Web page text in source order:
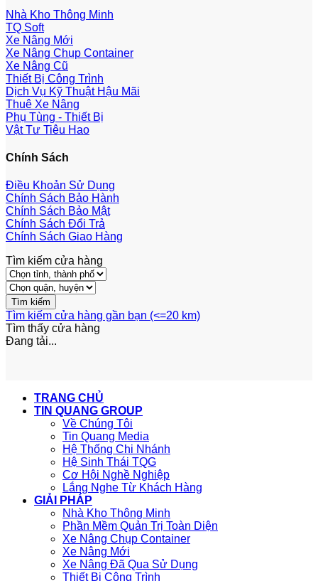
Nhà Kho Thông Minh
TQ Soft
Xe Nâng Mới
Xe Nâng Chụp Container
Xe Nâng Cũ
Thiết Bị Công Trình
Dịch Vụ Kỹ Thuật Hậu Mãi
Thuê Xe Nâng
Phụ Tùng - Thiết Bị
Vật Tư Tiêu Hao
Chính Sách
Điều Khoản Sử Dụng
Chính Sách Bảo Hành
Chính Sách Bảo Mật
Chính Sách Đổi Trả
Chính Sách Giao Hàng
Tìm kiếm cửa hàng
Tìm kiếm cửa hàng gần bạn (<=20 km)
Tìm thấy cửa hàng
Đang tải...
TRANG CHỦ
TIN QUANG GROUP
Về Chúng Tôi
Tin Quang Media
Hệ Thống Chi Nhánh
Hệ Sinh Thái TQG
Cơ Hội Nghề Nghiệp
Lắng Nghe Từ Khách Hàng
GIẢI PHÁP
Nhà Kho Thông Minh
Phần Mềm Quản Trị Toàn Diện
Xe Nâng Chụp Container
Xe Nâng Mới
Xe Nâng Đã Qua Sử Dụng
Thiết Bị Công Trình